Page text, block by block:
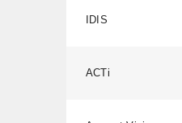
IDIS
ACTi